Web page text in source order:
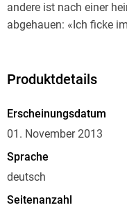
andere ist nach einer
abgehauen: «Ich ficke
dass mir irgendwelche
«In einer Gesellschaft,
diese Neo-Musliminnen
einige ihrer Ansichten
ihre Wut und ihr Stolz
Produktdetails
Erscheinungsdatum
01. November 2013
Sprache
deutsch
Seitenanzahl